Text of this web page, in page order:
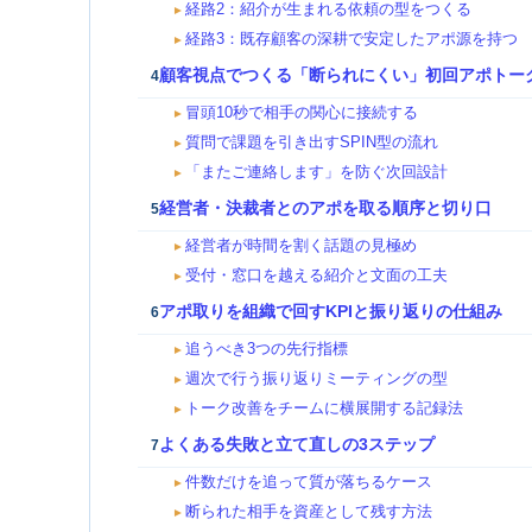
► 経路2：紹介が生まれる依頼の型をつくる
► 経路3：既存顧客の深耕で安定したアポ源を持つ
4顧客視点でつくる「断られにくい」初回アポトー
► 冒頭10秒で相手の関心に接続する
► 質問で課題を引き出すSPIN型の流れ
► 「またご連絡します」を防ぐ次回設計
5経営者・決裁者とのアポを取る順序と切り口
► 経営者が時間を割く話題の見極め
► 受付・窓口を越える紹介と文面の工夫
6アポ取りを組織で回すKPIと振り返りの仕組み
► 追うべき3つの先行指標
► 週次で行う振り返りミーティングの型
► トーク改善をチームに横展開する記録法
7よくある失敗と立て直しの3ステップ
► 件数だけを追って質が落ちるケース
► 断られた相手を資産として残す方法